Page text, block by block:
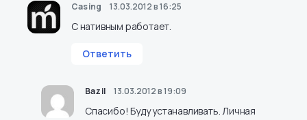
Casing 13.03.2012 в 16:25
С нативным работает.
Ответить
Bazil 13.03.2012 в 19:09
Спасибо! Буду устанавливать. Личная